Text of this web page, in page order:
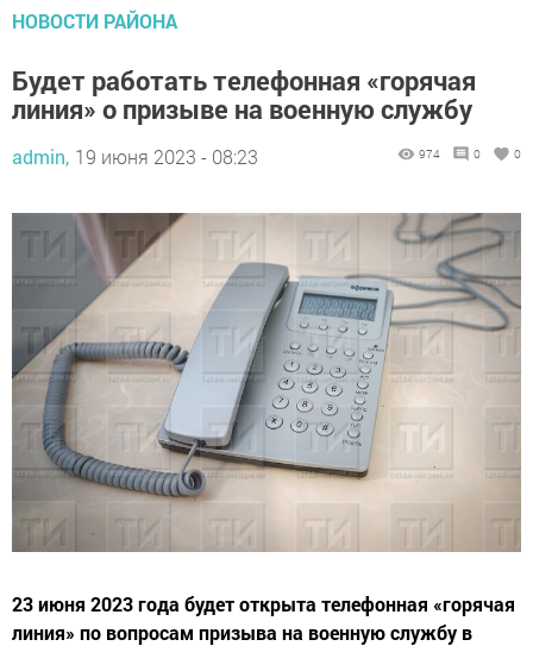
НОВОСТИ РАЙОНА
Будет работать телефонная «горячая
линия» о призыве на военную службу
admin, 19 июня 2023 - 08:23 974 0 0
23 июня 2023 года будет открыта телефонная «горячая
линия» по вопросам призыва на военную службу в